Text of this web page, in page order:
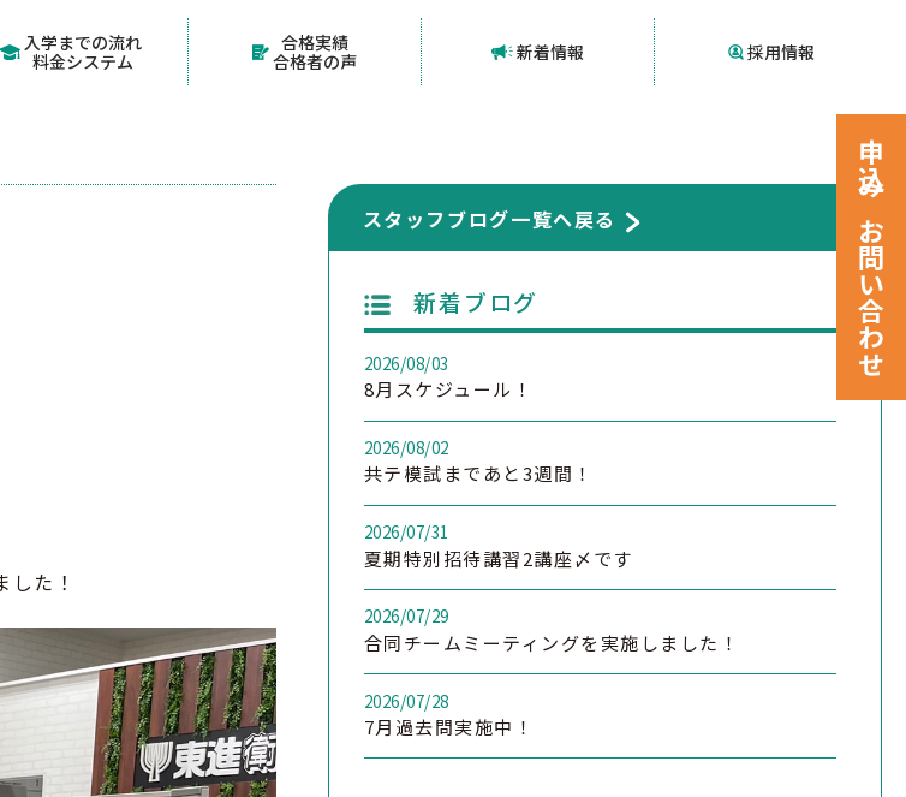
入学までの流れ
料金システム
合格実績
合格者の声
新着情報 採用情報
た！
スタッフブログ一覧へ戻る
新着ブログ
2026/08/03
8月スケジュール！
2026/08/02
共テ模試まであと3週間！
2026/07/31
夏期特別招待講習2講座〆です
2026/07/29
合同チームミーティングを実施しました！
2026/07/28
7月過去問実施中！
申込みお問い合わせ